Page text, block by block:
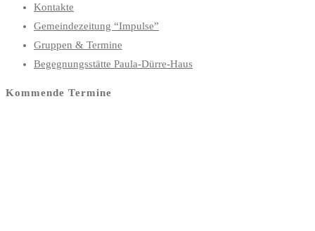
Kontakte
Gemeindezeitung “Impulse”
Gruppen & Termine
Begegnungsstätte Paula-Dürre-Haus
Kommende Termine